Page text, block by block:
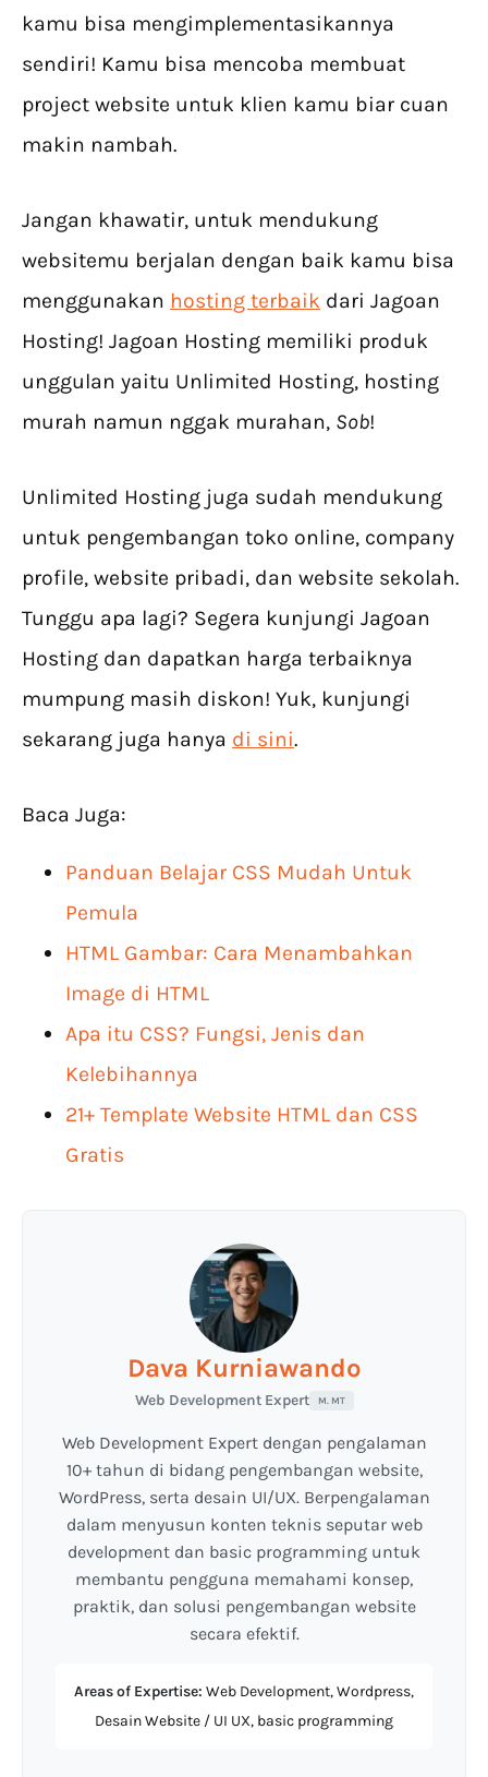
kamu bisa mengimplementasikannya
sendiri! Kamu bisa mencoba membuat
project website untuk klien kamu biar cuan
makin nambah.
Jangan khawatir, untuk mendukung
websitemu berjalan dengan baik kamu bisa
menggunakan hosting terbaik dari Jagoan
Hosting! Jagoan Hosting memiliki produk
unggulan yaitu Unlimited Hosting, hosting
murah namun nggak murahan, Sob!
Unlimited Hosting juga sudah mendukung
untuk pengembangan toko online, company
profile, website pribadi, dan website sekolah.
Tunggu apa lagi? Segera kunjungi Jagoan
Hosting dan dapatkan harga terbaiknya
mumpung masih diskon! Yuk, kunjungi
sekarang juga hanya di sini.
Baca Juga:
Panduan Belajar CSS Mudah Untuk
Pemula
HTML Gambar: Cara Menambahkan
Image di HTML
Apa itu CSS? Fungsi, Jenis dan
Kelebihannya
21+ Template Website HTML dan CSS
Gratis
Dava Kurniawando
Web Development Expert M. MT
Web Development Expert dengan pengalaman
10+ tahun di bidang pengembangan website,
WordPress, serta desain UI/UX. Berpengalaman
dalam menyusun konten teknis seputar web
development dan basic programming untuk
membantu pengguna memahami konsep,
praktik, dan solusi pengembangan website
secara efektif.
Areas of Expertise: Web Development, Wordpress,
Desain Website / UI UX, basic programming